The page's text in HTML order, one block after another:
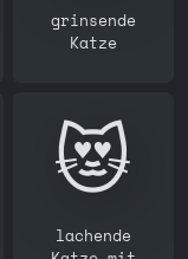
grinsende
Katze
😻
lachende